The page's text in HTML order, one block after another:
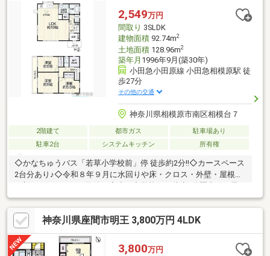
以上から必要になる【老後の費用負担】住宅探しの【このタイミ
ング】で不安な部分を明確にしていきませんか？？
☆◆――――――――――――――◆☆
2,549万円
間取り 3SLDK
建物面積92.74m2
土地面積128.96m2
築年月 1996年9月(築30年)
小田急小田原線 小田急相模原駅 徒
歩27分
その他の交通
神奈川県相模原市南区相模台７
2階建て 都市ガス
駐車場あり
駐車2台
システムキッチン 所有権
◇かなちゅうバス「若草小学校前」停 徒歩約2分!!◇カースペース
2台分あり♪◇令和８年９月に水回りや床・クロス・外壁・屋根を
様の通学もらくらく♪◇使い方自由のサービスルーム付です♪-------
-------------地元密着のKATO不動産 町田駅前店太陽光発電やリフォ
ーム、売却のご相談も無料で承ります。◇小田急小田原線「町
田」駅北口徒歩１分◇ご内見希望・物件の詳細等はコチラまで
TEL 0120-613-121
神奈川県座間市明王 3,800万円 4LDK
3,800万円